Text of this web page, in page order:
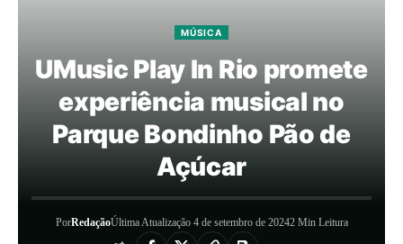
MÚSICA
UMusic Play In Rio promete
experiência musical no
Parque Bondinho Pão de
Açúcar
PorRedaçãoÚltima Atualização 4 de setembro de 20242 Min Leitura